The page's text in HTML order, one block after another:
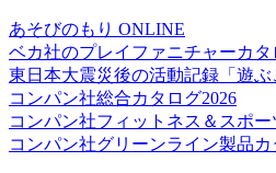
あそびのもり ONLINE
ベカ社のプレイファニチャーカタ
東日本大震災後の活動記録「遊ぶ
コンパン社総合カタログ2026
コンパン社フィットネス＆スポ
コンパン社グリーンライン製品カ